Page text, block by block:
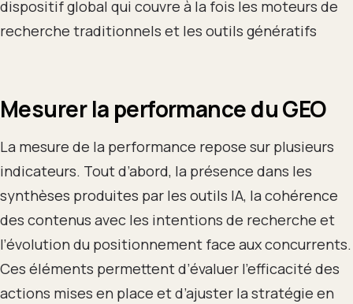
dispositif global qui couvre à la fois les moteurs de
recherche traditionnels et les outils génératifs
Mesurer la performance du GEO
La mesure de la performance repose sur plusieurs
indicateurs. Tout d’abord, la présence dans les
synthèses produites par les outils IA, la cohérence
des contenus avec les intentions de recherche et
l’évolution du positionnement face aux concurrents.
Ces éléments permettent d’évaluer l’efficacité des
actions mises en place et d’ajuster la stratégie en